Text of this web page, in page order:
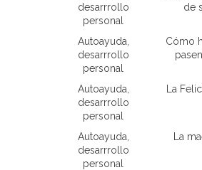
desarrrollo
personal
de
Autoayuda,
desarrrollo
personal
Cómo
Autoayuda,
desarrrollo
personal
La
Autoayuda,
desarrrollo
personal
La